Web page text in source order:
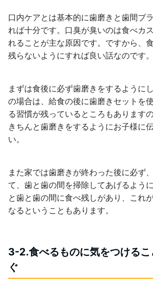
口内ケアとは基本的に歯磨きと歯間ブ
れば十分です。口臭が臭いのは食べカ
れることが主な原因です。ですから、
残らないようにすれば良い話なのです。
まずは食後に必ず歯磨きをするように
の場合は、給食の後に歯磨きセットを
る習慣が残っているところもあります
きちんと歯磨きをするようにお子様に
い。
また家では歯磨きが終わった後に必ず
て、歯と歯の間を掃除してあげるよう
と歯と歯の間に食べ残しがあり、これ
なるということもあります。
3-2.食べるものに気をつける
ぐ